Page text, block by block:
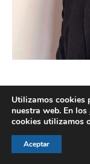
©
Aviso legal
Utilizamos cookies
nuestra web. En los
cookies utilizamos
Aceptar